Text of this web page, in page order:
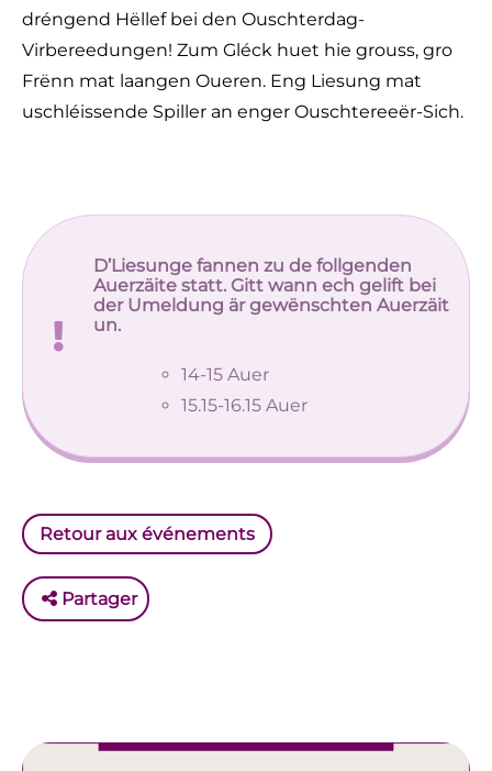
dréngend Hëllef bei den Ouschterdag-
Virbereedungen! Zum Gléck huet hie grouss, gro
Frënn mat laangen Oueren. Eng Liesung mat
uschléissende Spiller an enger Ouschtereeër-Sich.
D’Liesunge fannen zu de follgenden
Auerzäite statt. Gitt wann ech gelift bei
der Umeldung är gewënschten Auerzäit
un.
14-15 Auer
15.15-16.15 Auer
Retour aux événements
Partager